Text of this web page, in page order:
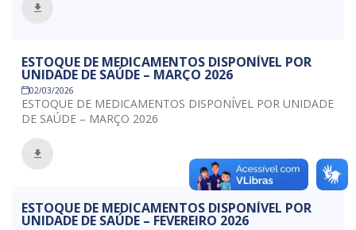
ESTOQUE DE MEDICAMENTOS DISPONÍVEL POR
UNIDADE DE SAÚDE – MARÇO 2026
02/03/2026
ESTOQUE DE MEDICAMENTOS DISPONÍVEL POR UNIDADE
DE SAÚDE – MARÇO 2026
ESTOQUE DE MEDICAMENTOS DISPONÍVEL POR
UNIDADE DE SAÚDE – FEVEREIRO 2026